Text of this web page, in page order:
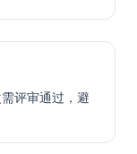
评审通过，避